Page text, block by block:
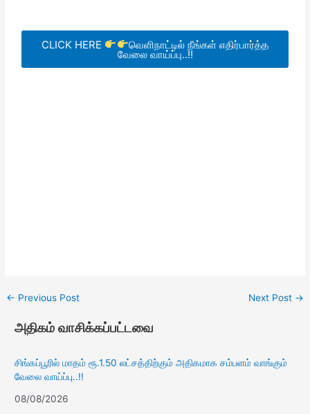
CLICK HERE வெளிநாட்டில் நீங்கள் எதிர்பார்த்த
வேலை வாய்ப்பு..!!
← Previous Post Next Post →
அதிகம் வாசிக்கப்பட்டவை
சிங்கப்பூரில் மாதம் ரூ.1.50 லட்சத்திற்கும் அதிகமாக சம்பளம் வாங்கும்
வேலை வாய்ப்பு..!!
08/08/2026